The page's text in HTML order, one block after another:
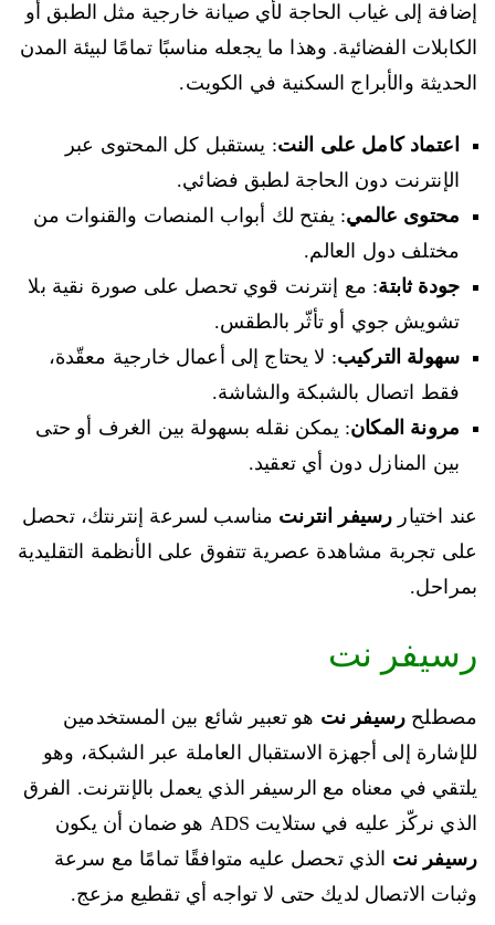
إضافة إلى غياب الحاجة لأي صيانة خارجية مثل الطبق أو
الكابلات الفضائية. وهذا ما يجعله مناسبًا تمامًا لبيئة المدن
الحديثة والأبراج السكنية في الكويت.
اعتماد كامل على النت: يستقبل كل المحتوى عبر
الإنترنت دون الحاجة لطبق فضائي.
محتوى عالمي: يفتح لك أبواب المنصات والقنوات من
مختلف دول العالم.
جودة ثابتة: مع إنترنت قوي تحصل على صورة نقية بلا
تشويش جوي أو تأثّر بالطقس.
سهولة التركيب: لا يحتاج إلى أعمال خارجية معقّدة،
فقط اتصال بالشبكة والشاشة.
مرونة المكان: يمكن نقله بسهولة بين الغرف أو حتى
بين المنازل دون أي تعقيد.
عند اختيار رسيفر انترنت مناسب لسرعة إنترنتك، تحصل
على تجربة مشاهدة عصرية تتفوق على الأنظمة التقليدية
بمراحل.
رسيفر نت
مصطلح رسيفر نت هو تعبير شائع بين المستخدمين
للإشارة إلى أجهزة الاستقبال العاملة عبر الشبكة، وهو
يلتقي في معناه مع الرسيفر الذي يعمل بالإنترنت. الفرق
الذي نركّز عليه في ستلايت ADS هو ضمان أن يكون
رسيفر نت الذي تحصل عليه متوافقًا تمامًا مع سرعة
وثبات الاتصال لديك حتى لا تواجه أي تقطيع مزعج.